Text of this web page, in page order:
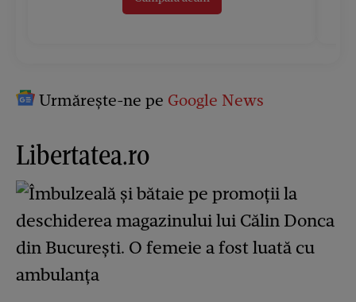
Urmărește-ne pe Google News
Libertatea.ro